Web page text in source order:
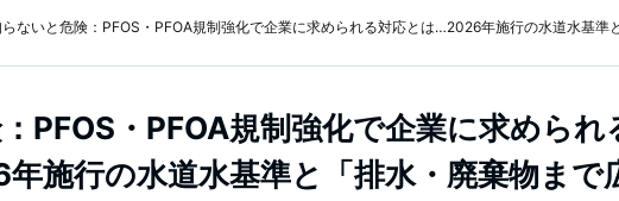
ないと危険：PFOS・PFOA規制強化で企業に求められる対応とは…2026年施行の水道水基準
PFOS・PFOA規制強化で企業に求められ
施行の水道水基準と「排水・廃棄物まで